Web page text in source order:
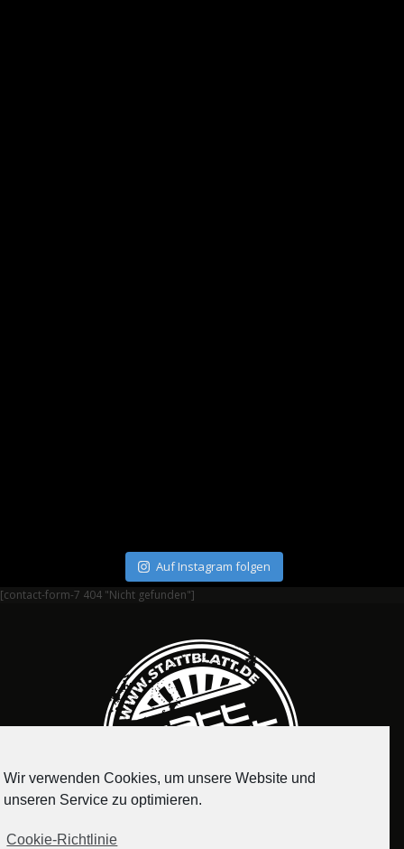
Auf Instagram folgen
[contact-form-7 404 "Nicht gefunden"]
Wir verwenden Cookies, um unsere Website und
unseren Service zu optimieren.
Cookie-Richtlinie